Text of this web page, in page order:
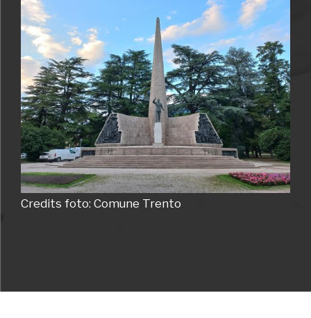
La progettazione ed esecuzione dell’opera furono
affidate allo scultore toscano Antonio Berti, il quale
si avvalse di alcune illustri collaborazioni tra cui
quella dell’arch. Marcello Piacentini per la parte
architettonica.Il monumento rappresenta la figura
di De Gasperi inquadrando architettonicamente le
virtù politiche e le istituzioni democratiche che
guidarono il suo operato. La stele centrale
raffigurante la Fede - che richiama con il suo slancio
Credits foto: Comune Trento